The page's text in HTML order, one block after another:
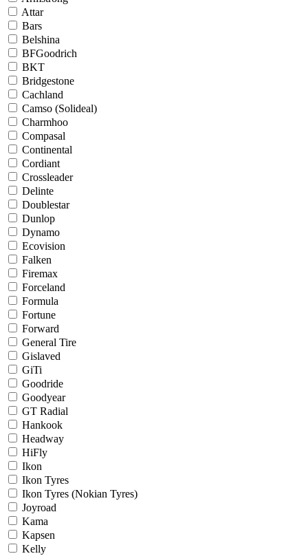
Attar
Bars
Belshina
BFGoodrich
BKT
Bridgestone
Cachland
Camso (Solideal)
Charmhoo
Compasal
Continental
Cordiant
Crossleader
Delinte
Doublestar
Dunlop
Dynamo
Ecovision
Falken
Firemax
Forceland
Formula
Fortune
Forward
General Tire
Gislaved
GiTi
Goodride
Goodyear
GT Radial
Hankook
Headway
HiFly
Ikon
Ikon Tyres
Ikon Tyres (Nokian Tyres)
Joyroad
Kama
Kapsen
Kelly